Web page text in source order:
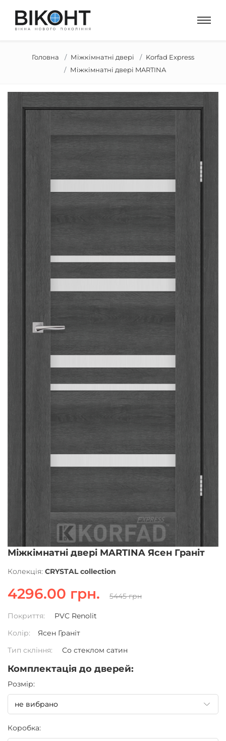
Головна Міжкімнатні двері
Korfad Express
Міжкімнатні двері MARTINA
Міжкімнатні двері MARTINA Ясен Граніт
Колекція: CRYSTAL collection
4296.00 грн. 5445 грн
Покриття:
PVC Renolit
Колір:
Ясен Граніт
Тип скління:
Со стеклом сатин
Комплектація до дверей:
Pозмір:
Коробка: